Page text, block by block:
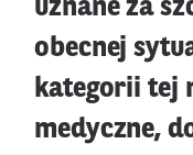
uznane za
obecnej
kategorii tej
medyczne,